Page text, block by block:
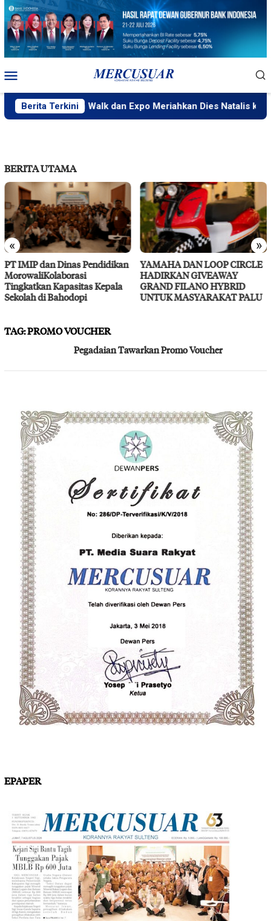
Loncat
konten
Mobile
Berita TerkiniFun Walk dan Expo Meriahkan Dies Natalis ke-45
BERITA UTAMA
« »
Kepala
YAMAHA DAN LOOP CIRCLE
HADIRKAN GIVEAWAY
GRAND FILANO HYBRID
UNTUK MASYARAKAT PALU
RS Pendidikan
Layanan Kesehatan
TAG:PROMO VOUCHER
Pegadaian Tawarkan Promo Voucher
EPAPER